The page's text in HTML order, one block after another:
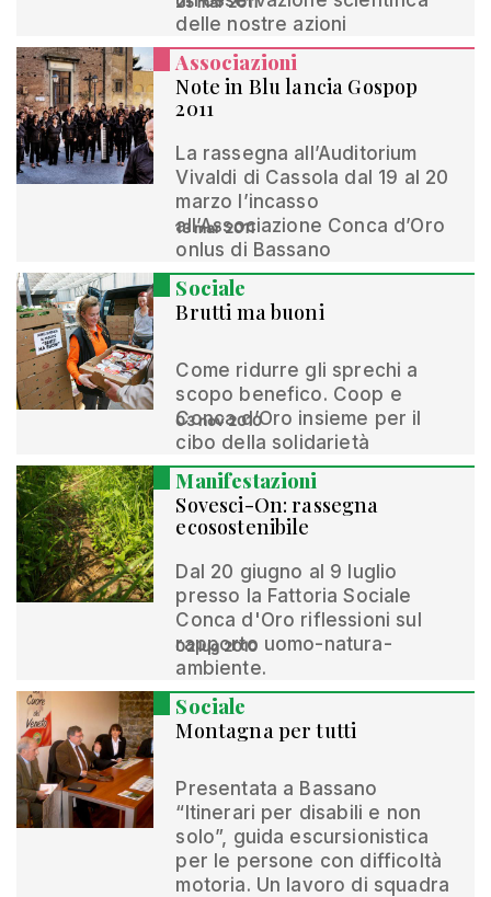
delle nostre azioni
Associazioni
Note in Blu lancia Gospop
2011
La rassegna all’Auditorium
Vivaldi di Cassola dal 19 al 20
marzo l’incasso
all’Associazione Conca d’Oro
onlus di Bassano
13 mar 2011
Sociale
Brutti ma buoni
Come ridurre gli sprechi a
scopo benefico. Coop e
Conca d’Oro insieme per il
cibo della solidarietà
03 nov 2010
Manifestazioni
Sovesci-On: rassegna
ecosostenibile
Dal 20 giugno al 9 luglio
presso la Fattoria Sociale
Conca d'Oro riflessioni sul
rapporto uomo-natura-
ambiente.
02 lug 2010
Sociale
Montagna per tutti
Presentata a Bassano
“Itinerari per disabili e non
solo”, guida escursionistica
per le persone con difficoltà
motoria. Un lavoro di squadra